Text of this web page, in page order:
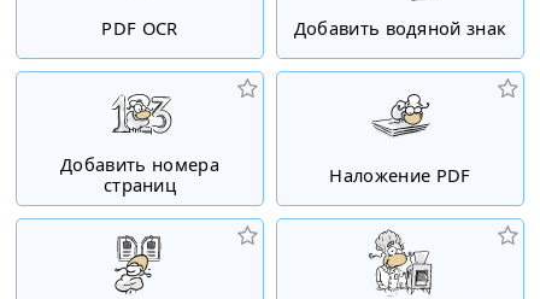
PDF OCR Добавить водяной знак
Добавить номера
страниц
Наложение PDF